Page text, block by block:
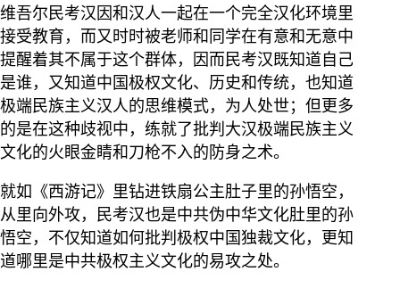
维吾尔民考汉因和汉人一起在一个完全汉化环境里
接受教育，而又时时被老师和同学在有意和无意中
提醒着其不属于这个群体，因而民考汉既知道自己
是谁，又知道中国极权文化、历史和传统，也知道
极端民族主义汉人的思维模式，为人处世；但更多
的是在这种歧视中，练就了批判大汉极端民族主义
文化的火眼金睛和刀枪不入的防身之术。
就如《西游记》里钻进铁扇公主肚子里的孙悟空，
从里向外攻，民考汉也是中共伪中华文化肚里的孙
悟空，不仅知道如何批判极权中国独裁文化，更知
道哪里是中共极权主义文化的易攻之处。